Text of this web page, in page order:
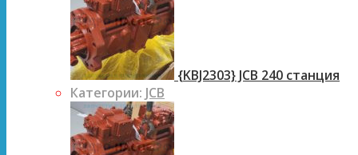
{KBJ2303} JCB 240 станция
Категории: JCB